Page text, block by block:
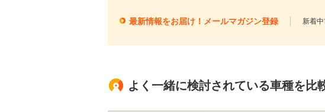
最新情報をお届け！メールマガジン登録 新着
よく一緒に検討されている車種を比